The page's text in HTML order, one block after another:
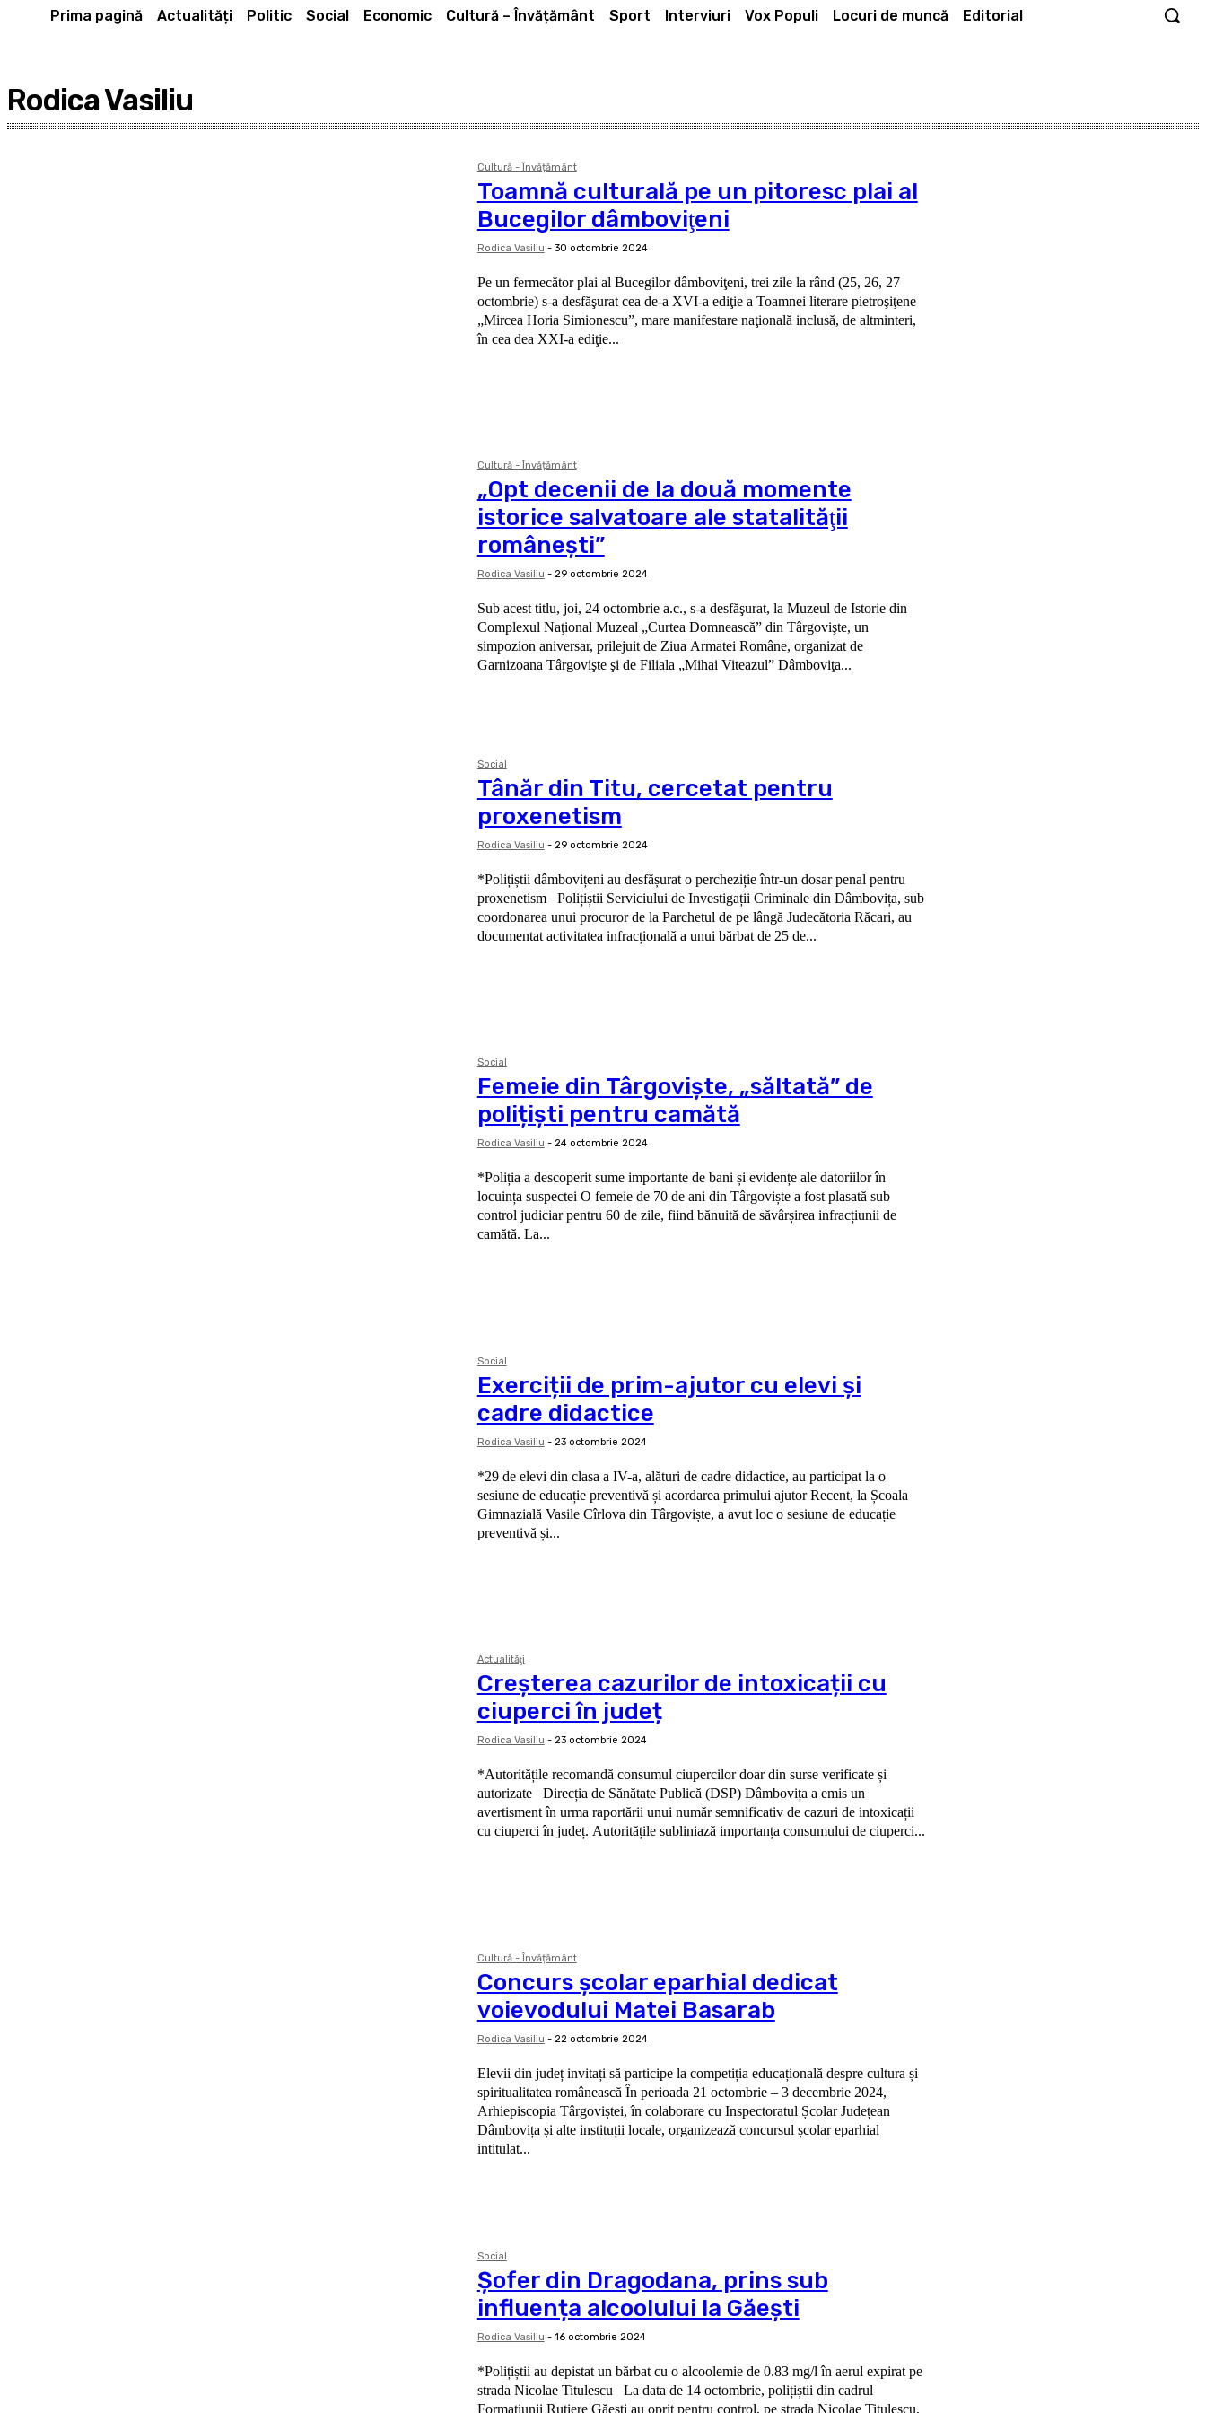
Prima pagină Actualități Politic Social Economic Cultură – Învățământ Sport Interviuri Vox Populi Locuri de muncă Editorial
Rodica Vasiliu
Cultură - Învățământ
Toamnă culturală pe un pitoresc plai al
Bucegilor dâmboviţeni
Rodica Vasiliu - 30 octombrie 2024
Pe un fermecător plai al Bucegilor dâmboviţeni, trei zile la rând (25, 26, 27
octombrie) s-a desfăşurat cea de-a XVI-a ediţie a Toamnei literare pietroşiţene
„Mircea Horia Simionescu”, mare manifestare naţională inclusă, de altminteri,
în cea dea XXI-a ediţie...
Cultură - Învățământ
„Opt decenii de la două momente
istorice salvatoare ale statalităţii
româneşti”
Rodica Vasiliu - 29 octombrie 2024
Sub acest titlu, joi, 24 octombrie a.c., s-a desfăşurat, la Muzeul de Istorie din
Complexul Naţional Muzeal „Curtea Domnească” din Târgovişte, un
simpozion aniversar, prilejuit de Ziua Armatei Române, organizat de
Garnizoana Târgovişte şi de Filiala „Mihai Viteazul” Dâmboviţa...
Social
Tânăr din Titu, cercetat pentru
proxenetism
Rodica Vasiliu - 29 octombrie 2024
*Polițiștii dâmbovițeni au desfășurat o percheziție într-un dosar penal pentru
proxenetism Polițiștii Serviciului de Investigații Criminale din Dâmbovița, sub
coordonarea unui procuror de la Parchetul de pe lângă Judecătoria Răcari, au
documentat activitatea infracțională a unui bărbat de 25 de...
Social
Femeie din Târgoviște, „săltată” de
polițiști pentru camătă
Rodica Vasiliu - 24 octombrie 2024
*Poliția a descoperit sume importante de bani și evidențe ale datoriilor în
locuința suspectei O femeie de 70 de ani din Târgoviște a fost plasată sub
control judiciar pentru 60 de zile, fiind bănuită de săvârșirea infracțiunii de
camătă. La...
Social
Exerciții de prim-ajutor cu elevi și
cadre didactice
Rodica Vasiliu - 23 octombrie 2024
*29 de elevi din clasa a IV-a, alături de cadre didactice, au participat la o
sesiune de educație preventivă și acordarea primului ajutor Recent, la Școala
Gimnazială Vasile Cîrlova din Târgoviște, a avut loc o sesiune de educație
preventivă și...
Actualităţi
Creșterea cazurilor de intoxicații cu
ciuperci în județ
Rodica Vasiliu - 23 octombrie 2024
*Autoritățile recomandă consumul ciupercilor doar din surse verificate și
autorizate Direcția de Sănătate Publică (DSP) Dâmbovița a emis un
avertisment în urma raportării unui număr semnificativ de cazuri de intoxicații
cu ciuperci în județ. Autoritățile subliniază importanța consumului de ciuperci...
Cultură - Învățământ
Concurs școlar eparhial dedicat
voievodului Matei Basarab
Rodica Vasiliu - 22 octombrie 2024
Elevii din județ invitați să participe la competiția educațională despre cultura și
spiritualitatea românească În perioada 21 octombrie – 3 decembrie 2024,
Arhiepiscopia Târgoviștei, în colaborare cu Inspectoratul Școlar Județean
Dâmbovița și alte instituții locale, organizează concursul școlar eparhial
intitulat...
Social
Șofer din Dragodana, prins sub
influența alcoolului la Găești
Rodica Vasiliu - 16 octombrie 2024
*Polițiștii au depistat un bărbat cu o alcoolemie de 0.83 mg/l în aerul expirat pe
strada Nicolae Titulescu La data de 14 octombrie, polițiștii din cadrul
Formațiunii Rutiere Găești au oprit pentru control, pe strada Nicolae Titulescu,